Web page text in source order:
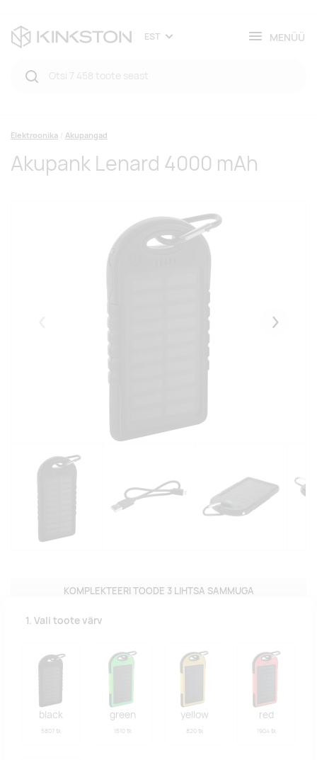
EST MENÜÜ
Elektroonika Akupangad
Akupank Lenard 4000 mAh
KOMPLEKTEERI TOODE 3 LIHTSA SAMMUGA
1. Vali toote värv
black
5807 tk
green
1510 tk
yellow
820 tk
red
1904 tk